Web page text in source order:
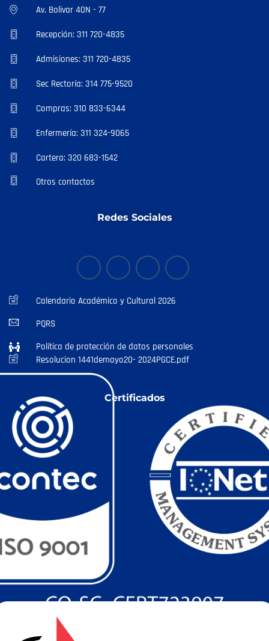
Av. Bolivar 40N - 77
Recepción: 311 720-4835
Admisiones: 311 720-4835
Sec Rectoría: 314 775-9520
Compras: 310 833-6344
Enfermería: 311 324-9065
Cartera: 320 683-1542
Otros contactos
Redes Sociales
Calendario Académico y Cultural 2026
PQRS
Política de protección de datos personales
Resolucion 1441demayo20- 2024PGCE.pdf
Certificados